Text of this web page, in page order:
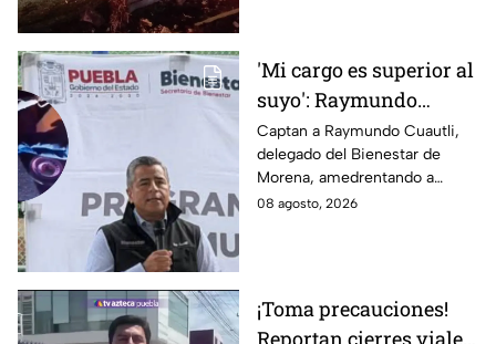
'Mi cargo es superior al
suyo': Raymundo
Cuautli, funcionario de
Morena, amedrenta a
policías tras chocarlos
por conducir
Captan a Raymundo Cuautli,
delegado del Bienestar de
Morena, amedrentando a
policías de San Andrés Cholula
08 agosto, 2026
¡Toma precauciones!
Reportan cierres viales